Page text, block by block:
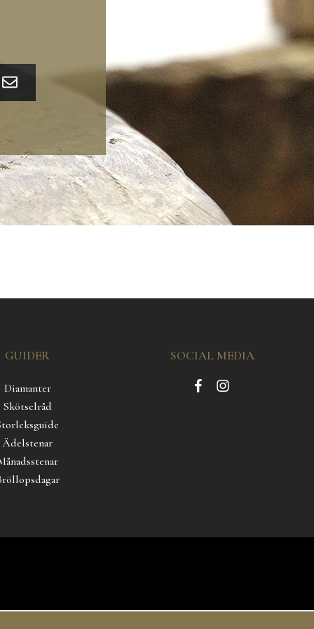
GUIDER
Diamanter
Skötselråd
Ädelstenar
SOCIAL MEDIA